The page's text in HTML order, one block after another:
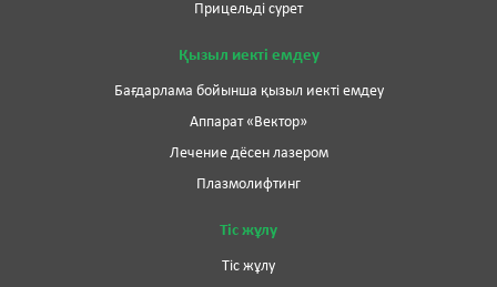
Прицельді сурет
Қызыл иекті емдеу
Бағдарлама бойынша қызыл иекті емдеу
Аппарат «Вектор»
Лечение дёсен лазером
Плазмолифтинг
Тіс жұлу
Тіс жұлу